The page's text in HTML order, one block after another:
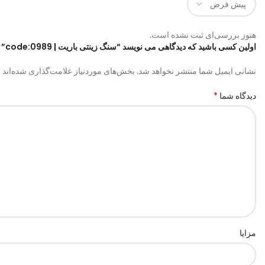
هنوز بررسی‌ای ثبت نشده است.
اولین کسی باشید که دیدگاهی می نویسد “سنگ زینتی باریت | code:0989”
نشانی ایمیل شما منتشر نخواهد شد. بخش‌های موردنیاز علامت‌گذاری شده‌اند
دیدگاه شما *
مزایا